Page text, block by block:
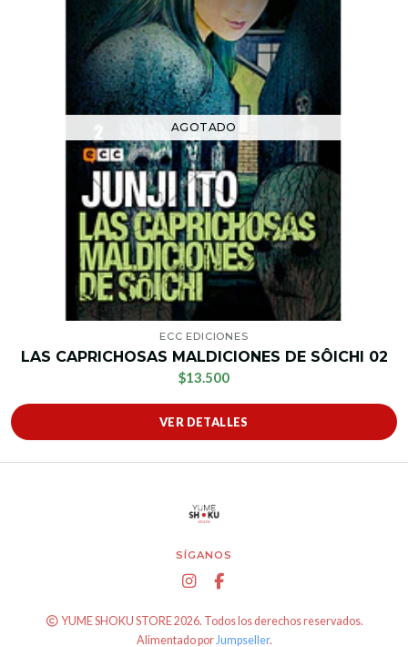
AGOTADO
ECC EDICIONES
LAS CAPRICHOSAS MALDICIONES DE SÔICHI 02
$13.500
VER DETALLES
SÍGANOS
YUME SHOKU STORE 2026. Todos los derechos reservados.
Alimentado porJumpseller.